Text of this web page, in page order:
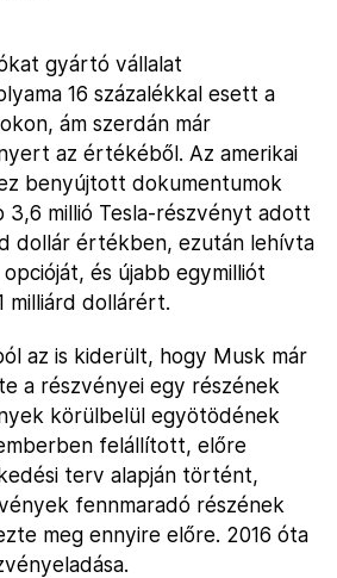
gyártó vállalat
16 százalékkal esett a
ám szerdán már
az értékéből. Az amerikai
benyújtott dokumentumok
3,6 millió Tesla-részvényt adott
dollár értékben, ezután lehívta
és újabb egymilliót
milliárd dollárért.
az is kiderült, hogy Musk már
a részvényei egy részének
körülbelül egyötödének
felállított, előre
terv alapján történt,
fennmaradó részének
meg ennyire előre. 2016 óta